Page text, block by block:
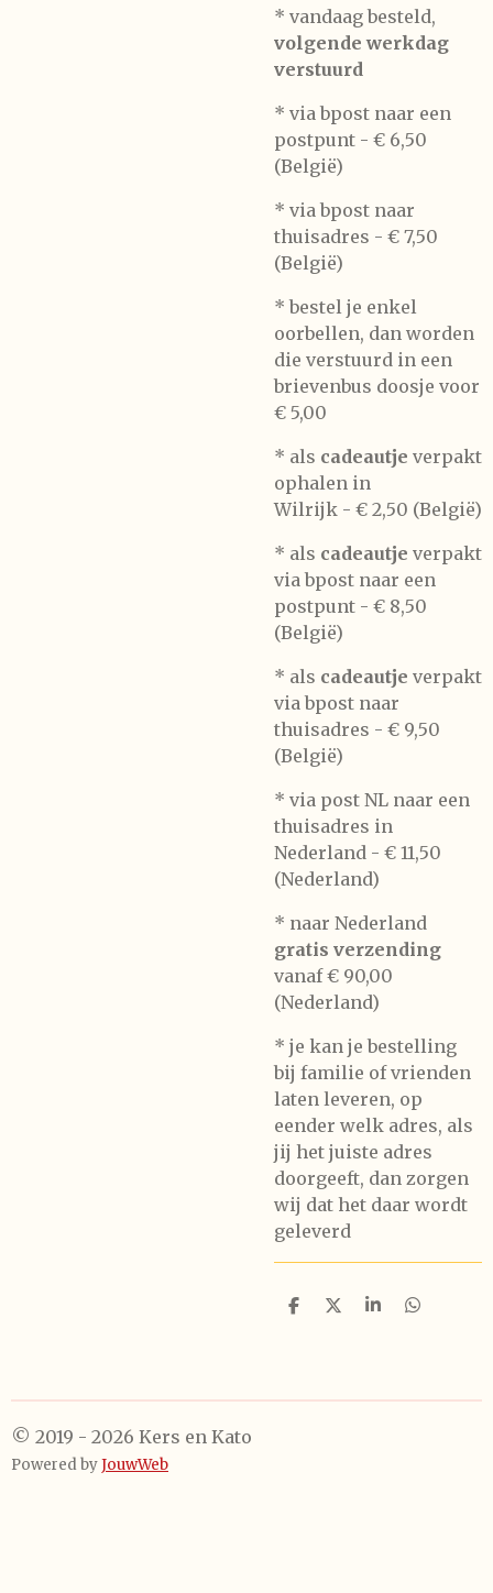
* vandaag besteld,
volgende werkdag
verstuurd
* via bpost naar een
postpunt - € 6,50
(België)
* via bpost naar
thuisadres - € 7,50
(België)
* bestel je enkel
oorbellen, dan worden
die verstuurd in een
brievenbus doosje voor
€ 5,00
* als cadeautje verpakt
ophalen in
Wilrijk - € 2,50 (België)
* als cadeautje verpakt
via bpost naar een
postpunt - € 8,50
(België)
* als cadeautje verpakt
via bpost naar
thuisadres - € 9,50
(België)
* via post NL naar een
thuisadres in
Nederland - € 11,50
(Nederland)
* naar Nederland
gratis verzending
vanaf € 90,00
(Nederland)
* je kan je bestelling
bij familie of vrienden
laten leveren, op
eender welk adres, als
jij het juiste adres
doorgeeft, dan zorgen
wij dat het daar wordt
geleverd
D
D
S
D
© 2019 - 2026 Kers en Kato
Powered byJouwWeb